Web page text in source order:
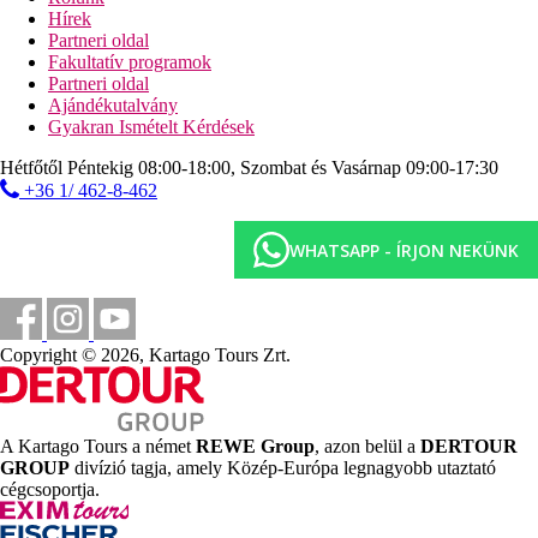
tiniklub (13-17 éveseknek)
minidiszkó
játszótér
Tengerpart
homokos/kavicsos strand
napágyak és napernyők ingyenesne
strandbár az Ultra All Inclusive részeként
móló
Sport és szórakozás ingyenesen
animációs programok
szórakoztató programok
tematikus estek
hammam
szauna
gőzfürdő
relaxációs szoba
fitneszterem
teniszpálya
kosárlabda
strandröplabda
pilates
asztalitenisz
Hírek
Partneri oldal
Fakultatív programok
Partneri oldal
Ajándékutalvány
Gyakran Ismételt Kérdések
Hétfőtől Péntekig 08:00-18:00, Szombat és Vasárnap 09:00-17:30
+36 1/ 462-8-462
WHATSAPP - ÍRJON NEKÜNK
Copyright © 2026, Kartago Tours Zrt.
A Kartago Tours a német REWE Group, azon belül a DERTOUR
GROUP divízió tagja, amely Közép-Európa legnagyobb utaztató
cégcsoportja.